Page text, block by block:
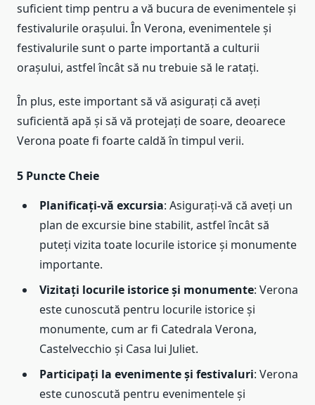
suficient timp pentru a vă bucura de evenimentele și
festivalurile orașului. În Verona, evenimentele și
festivalurile sunt o parte importantă a culturii
orașului, astfel încât să nu trebuie să le ratați.
În plus, este important să vă asigurați că aveți
suficientă apă și să vă protejați de soare, deoarece
Verona poate fi foarte caldă în timpul verii.
5 Puncte Cheie
Planificați-vă excursia: Asigurați-vă că aveți un
plan de excursie bine stabilit, astfel încât să
puteți vizita toate locurile istorice și monumente
importante.
Vizitați locurile istorice și monumente: Verona
este cunoscută pentru locurile istorice și
monumente, cum ar fi Catedrala Verona,
Castelvecchio și Casa lui Juliet.
Participați la evenimente și festivaluri: Verona
este cunoscută pentru evenimentele și